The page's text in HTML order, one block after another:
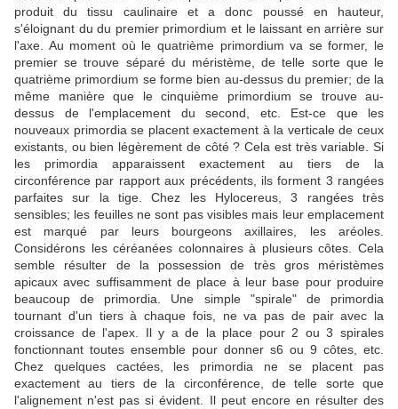
produit du tissu caulinaire et a donc poussé en hauteur,
s'éloignant du du premier primordium et le laissant en arrière sur
l'axe. Au moment où le quatrième primordium va se former, le
premier se trouve séparé du méristème, de telle sorte que le
quatrième primordium se forme bien au-dessus du premier; de la
même manière que le cinquième primordium se trouve au-
dessus de l'emplacement du second, etc. Est-ce que les
nouveaux primordia se placent exactement à la verticale de ceux
existants, ou bien légèrement de côté ? Cela est très variable. Si
les primordia apparaissent exactement au tiers de la
circonférence par rapport aux précédents, ils forment 3 rangées
parfaites sur la tige. Chez les Hylocereus, 3 rangées très
sensibles; les feuilles ne sont pas visibles mais leur emplacement
est marqué par leurs bourgeons axillaires, les aréoles.
Considérons les céréanées colonnaires à plusieurs côtes. Cela
semble résulter de la possession de très gros méristèmes
apicaux avec suffisamment de place à leur base pour produire
beaucoup de primordia. Une simple "spirale" de primordia
tournant d'un tiers à chaque fois, ne va pas de pair avec la
croissance de l'apex. Il y a de la place pour 2 ou 3 spirales
fonctionnant toutes ensemble pour donner s6 ou 9 côtes, etc.
Chez quelques cactées, les primordia ne se placent pas
exactement au tiers de la circonférence, de telle sorte que
l'alignement n'est pas si évident. Il peut encore en résulter des